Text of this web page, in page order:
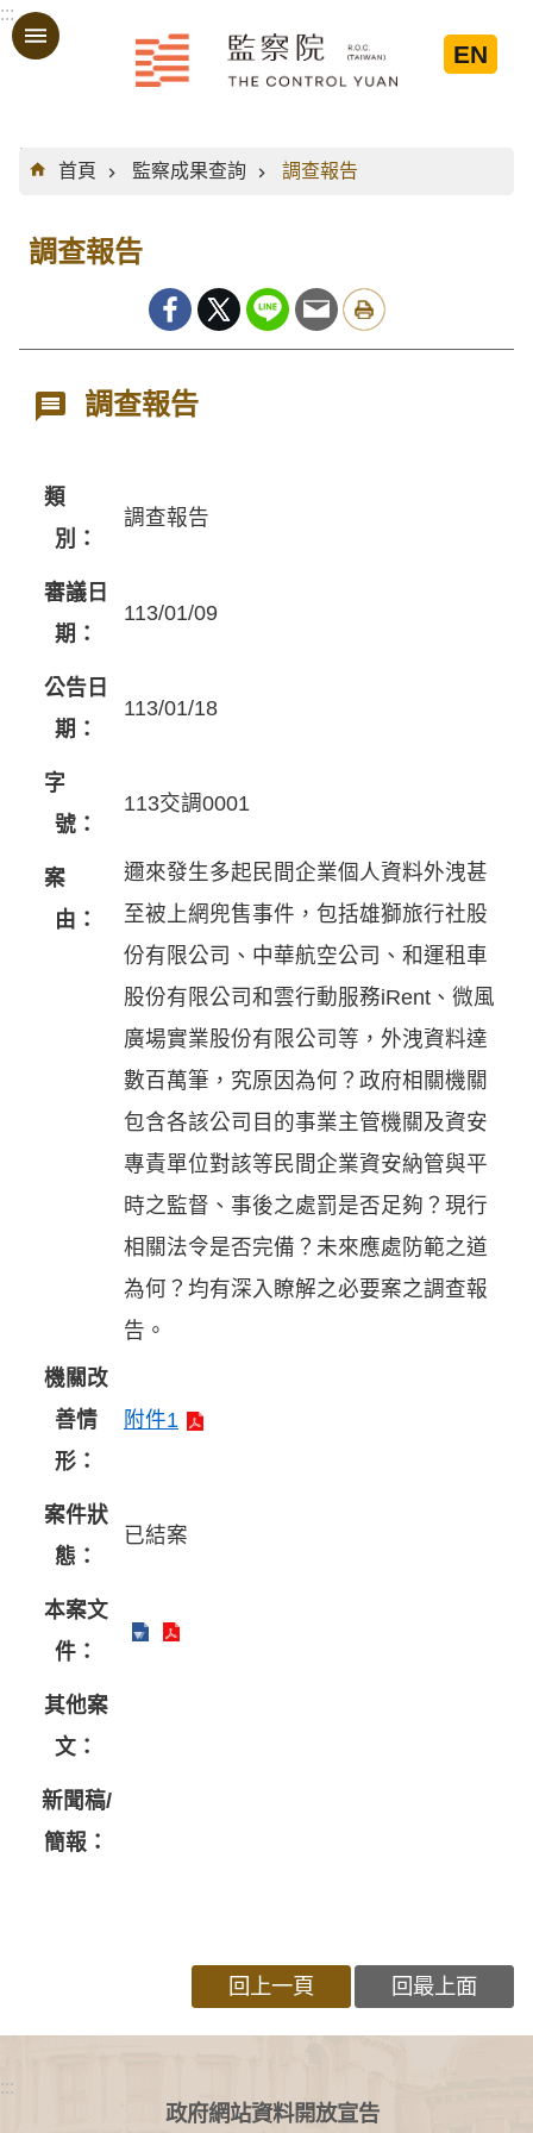
跳到主要內容區塊
:::
EN
:::
首頁
監察成果查詢 調查報告
調查報告
調查報告
類
別：
調查報告
審議日
期：
113/01/09
公告日
期：
113/01/18
字
號：
113交調0001
案
由：
邇來發生多起民間企業個人資料外洩甚
至被上網兜售事件，包括雄獅旅行社股
份有限公司、中華航空公司、和運租車
股份有限公司和雲行動服務iRent、微風
廣場實業股份有限公司等，外洩資料達
數百萬筆，究原因為何？政府相關機關
包含各該公司目的事業主管機關及資安
專責單位對該等民間企業資安納管與平
時之監督、事後之處罰是否足夠？現行
相關法令是否完備？未來應處防範之道
為何？均有深入瞭解之必要案之調查報
告。
機關改
善情
形：
附件1
案件狀
態：
已結案
本案文
件：
其他案
文：
新聞稿/
簡報：
回上一頁 回最上面
:::
政府網站資料開放宣告